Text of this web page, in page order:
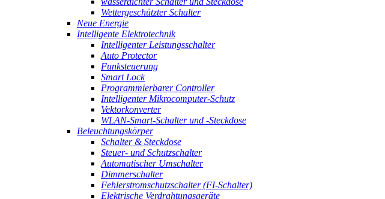
Wettergeschützter Schalter
Neue Energie
Intelligente Elektrotechnik
Intelligenter Leistungsschalter
Auto Protector
Funksteuerung
Smart Lock
Programmierbarer Controller
Intelligenter Mikrocomputer-Schutz
Vektorkonverter
WLAN-Smart-Schalter und -Steckdose
Beleuchtungskörper
Schalter & Steckdose
Steuer- und Schutzschalter
Automatischer Umschalter
Dimmerschalter
Fehlerstromschutzschalter (FI-Schalter)
Elektrische Verdrahtungsgeräte